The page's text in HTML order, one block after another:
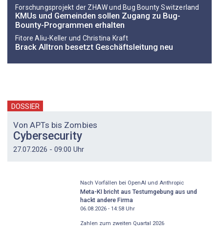
Forschungsprojekt der ZHAW und Bug Bounty Switzerland
KMUs und Gemeinden sollen Zugang zu Bug-
Bounty-Programmen erhalten
Fitore Aliu-Keller und Christina Kraft
Brack Alltron besetzt Geschäftsleitung neu
DOSSIER
Von APTs bis Zombies
Cybersecurity
27.07.2026 - 09:00 Uhr
Nach Vorfällen bei OpenAI und Anthropic
Meta-KI bricht aus Testumgebung aus und
hackt andere Firma
06.08.2026 - 14:58Uhr
Zahlen zum zweiten Quartal 2026